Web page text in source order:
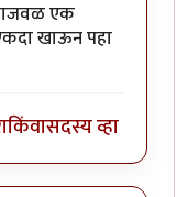
एक
खाऊन पहा
किंवासदस्य व्हा